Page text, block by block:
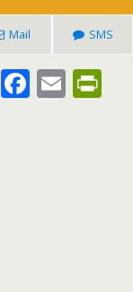
Mail SMS
Pl F E